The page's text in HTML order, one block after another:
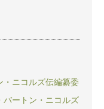
・ニコルズ伝編纂委
ートン・ニコルズ